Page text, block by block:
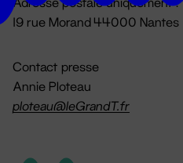
19 rue Morand 44000 Nantes
Contact presse
Annie Ploteau
ploteau@leGrandT.fr